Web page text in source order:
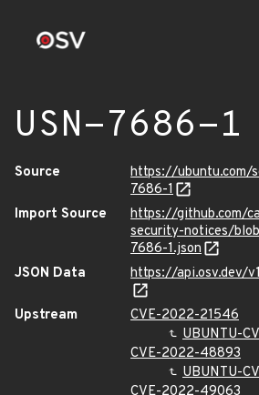
USN-7686-1
Source
https://ubuntu.com/
7686-1
Import Source
https://github.com/
security-notices/
7686-1.json
JSON Data
https://api.osv.dev/
Upstream
CVE-2022-21546
UBUNTU-
CVE-2022-48893
UBUNTU-